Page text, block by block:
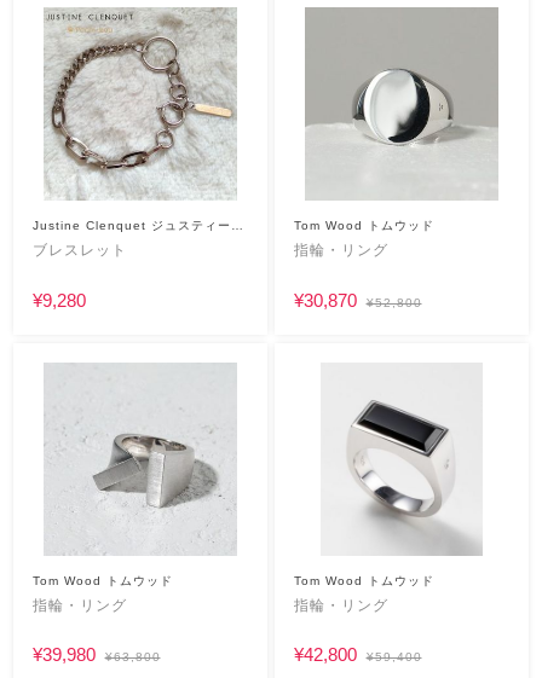
Justine Clenquet ジュスティーヌ
クランケ
ブレスレット
¥9,280
Tom Wood トムウッド
指輪・リング
¥30,870 ¥52,800
Tom Wood トムウッド
指輪・リング
¥39,980 ¥63,800
Tom Wood トムウッド
指輪・リング
¥42,800 ¥59,400